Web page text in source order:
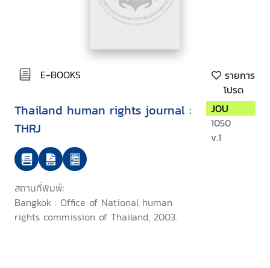
E-BOOKS
รายการ
โปรด
Thailand human rights journal :
THRJ
สถานที่พิมพ์:
Bangkok : Office of National human
rights commission of Thailand, 2003.
JOU
1050
v.1